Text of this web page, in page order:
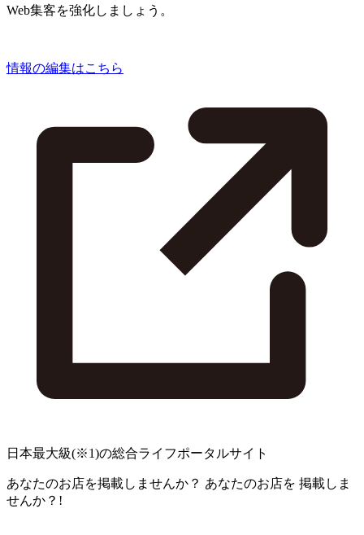
Web集客を強化しましょう。
情報の編集はこちら
日本最大級(※1)の総合ライフポータルサイト
あなたのお店を掲載しませんか？ あなたのお店を 掲載しま
せんか？!